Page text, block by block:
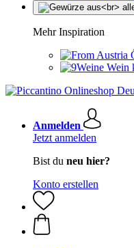
Mehr Inspiration
Wein
Anmelden
Jetzt anmelden
Bist du neu hier?
Konto erstellen